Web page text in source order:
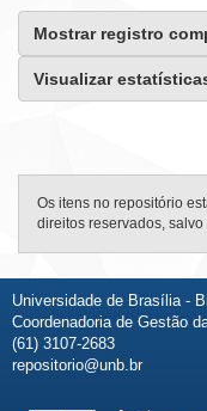
Mostrar registro
Visualizar
Os itens no repositório
direitos reservados,
Universidade de Brasília -
Coordenadoria de Gestão
(61) 3107-2683
repositorio@unb.br